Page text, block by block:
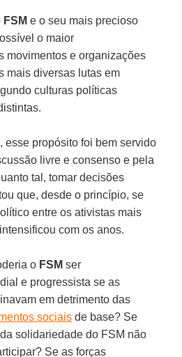
FSM e o seu mais precioso
o maior
movimentos e organizações
mais diversas lutas em
culturas políticas
esse propósito foi bem servido
livre e consenso e pela
tal, tomar decisões
que, desde o princípio, se
entre os ativistas mais
com os anos.
o FSM ser
e progressista se as
em detrimento das
sociais de base? Se
solidariedade do FSM não
Se as forças